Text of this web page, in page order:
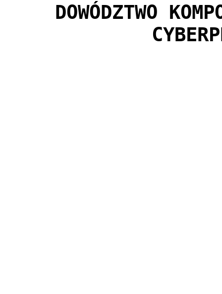
DOWÓDZTWO